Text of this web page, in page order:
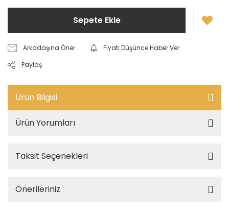
Sepete Ekle
Arkadaşına Öner
Fiyatı Düşünce Haber Ver
Paylaş
Ürün Bilgisi
Ürün Yorumları
Taksit Seçenekleri
Önerileriniz